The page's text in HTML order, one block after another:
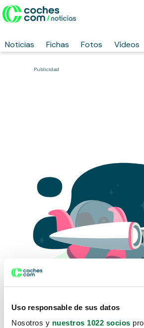
Uso responsable de sus datos
Nosotros y nuestros 1022 socios
Noticias Fichas Fotos Vídeos
Publicidad